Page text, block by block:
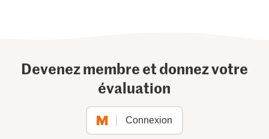
Devenez membre et donnez votre
évaluation
Connexion